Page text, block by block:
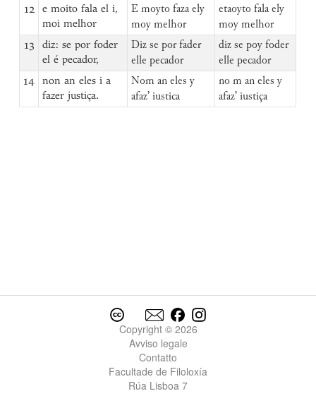
12
e moito fala el i,
moi melhor
E moyto faza ely
moy melhor
etaoyto fala ely
moy melhor
13
diz: se por foder
el é pecador,
Diz se por fader
elle pecador
diz se poy foder
elle pecador
14
non an eles i a
fazer justiça.
Nom an eles y
afaz’ iustica
no m an eles y
afaz’ iustiça
Copyright © 2026
Avviso legale
Contatto
Facultade de Filoloxía
Rúa Lisboa 7